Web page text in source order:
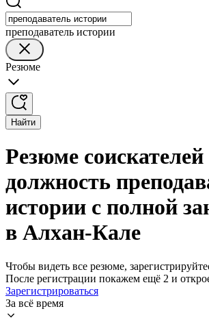
преподаватель истории
Резюме
Найти
Резюме соискателей
должность
истории с полной
в Алхан-Кале
Чтобы видеть все резюме,
После регистрации покажем ещё 2 и
Зарегистрироваться
За всё время